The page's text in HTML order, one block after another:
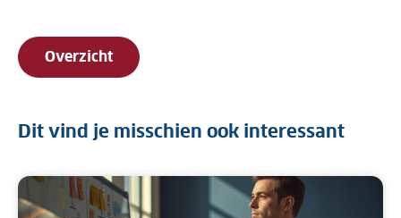
Overzicht
Dit vind je misschien ook interessant